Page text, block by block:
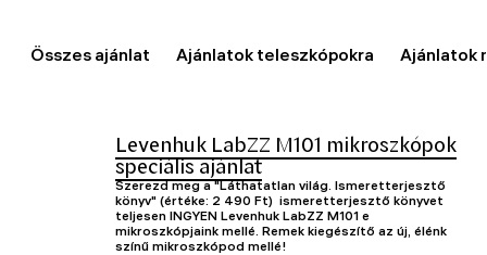
Összes ajánlat Ajánlatok teleszkópokra Ajánlatok
Levenhuk LabZZ M101 mikroszkópok
speciális ajánlat
Szerezd meg a "Láthatatlan világ. Ismeretterjesztő
könyv" (értéke: 2 490 Ft) ismeretterjesztő könyvet
teljesen INGYEN Levenhuk LabZZ M101 e
mikroszkópjaink mellé. Remek kiegészítő az új, élénk
színű mikroszkópod mellé!